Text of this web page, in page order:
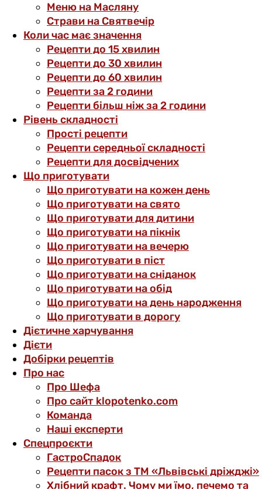
Меню на Масляну
Страви на Святвечір
Коли час має значення
Рецепти до 15 хвилин
Рецепти до 30 хвилин
Рецепти до 60 хвилин
Рецепти за 2 години
Рецепти більш ніж за 2 години
Рівень складності
Прості рецепти
Рецепти середньої складності
Рецепти для досвідчених
Що приготувати
Що приготувати на кожен день
Що приготувати на свято
Що приготувати для дитини
Що приготувати на пікнік
Що приготувати на вечерю
Що приготувати в піст
Що приготувати на сніданок
Що приготувати на обід
Що приготувати на день народження
Що приготувати в дорогу
Дієтичне харчування
Дієти
Добірки рецептів
Про нас
Про Шефа
Про сайт klopotenko.com
Команда
Наші експерти
Спецпроєкти
ГастроСпадок
Рецепти пасок з ТМ «Львівські дріжджі»
Хлібний крафт. Чому ми їмо, печемо та